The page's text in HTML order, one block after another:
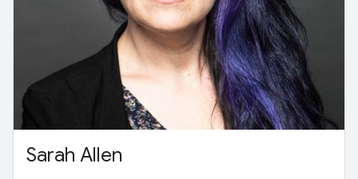
Sarah Allen